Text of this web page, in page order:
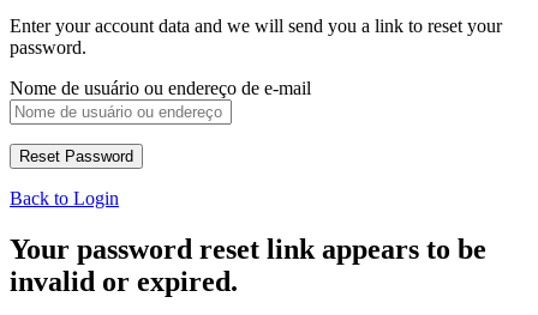
Enter your account data and we will send you a link to reset your
password.
Nome de usuário ou endereço de e-mail
Back to Login
Your password reset link appears to be
invalid or expired.